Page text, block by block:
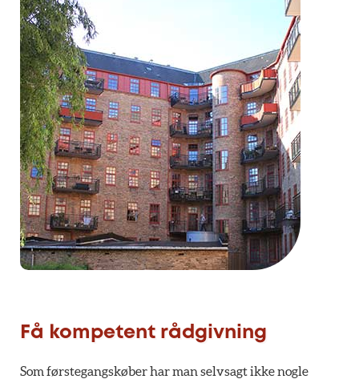
Få kompetent rådgivning
Som førstegangskøber har man selvsagt ikke nogle